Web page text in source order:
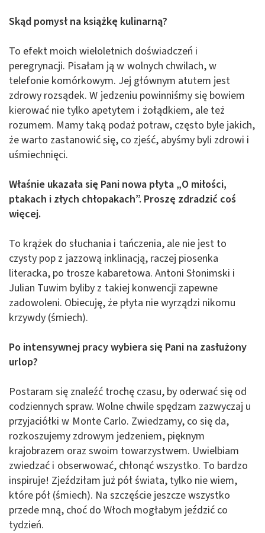
Skąd pomysł na książkę kulinarną?
To efekt moich wieloletnich doświadczeń i
peregrynacji. Pisałam ją w wolnych chwilach, w
telefonie komórkowym. Jej głównym atutem jest
zdrowy rozsądek. W jedzeniu powinniśmy się bowiem
kierować nie tylko apetytem i żołądkiem, ale też
rozumem. Mamy taką podaż potraw, często byle jakich,
że warto zastanowić się, co zjeść, abyśmy byli zdrowi i
uśmiechnięci.
Właśnie ukazała się Pani nowa płyta „O miłości,
ptakach i złych chłopakach”. Proszę zdradzić coś
więcej.
To krążek do słuchania i tańczenia, ale nie jest to
czysty pop z jazzową inklinacją, raczej piosenka
literacka, po trosze kabaretowa. Antoni Słonimski i
Julian Tuwim byliby z takiej konwencji zapewne
zadowoleni. Obiecuję, że płyta nie wyrządzi nikomu
krzywdy (śmiech).
Po intensywnej pracy wybiera się Pani na zasłużony
urlop?
Postaram się znaleźć trochę czasu, by oderwać się od
codziennych spraw. Wolne chwile spędzam zazwyczaj u
przyjaciółki w Monte Carlo. Zwiedzamy, co się da,
rozkoszujemy zdrowym jedzeniem, pięknym
krajobrazem oraz swoim towarzystwem. Uwielbiam
zwiedzać i obserwować, chłonąć wszystko. To bardzo
inspiruje! Zjeździłam już pół świata, tylko nie wiem,
które pół (śmiech). Na szczęście jeszcze wszystko
przede mną, choć do Włoch mogłabym jeździć co
tydzień.